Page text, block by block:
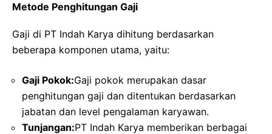
Metode Penghitungan Gaji
Gaji di PT Indah Karya dihitung berdasarkan
beberapa komponen utama, yaitu:
Gaji Pokok:Gaji pokok merupakan dasar
penghitungan gaji dan ditentukan berdasarkan
jabatan dan level pengalaman karyawan.
Tunjangan:PT Indah Karya memberikan berbagai